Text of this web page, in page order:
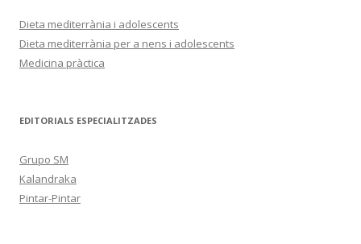
Dieta mediterrània i adolescents
Dieta mediterrània per a nens i adolescents
Medicina pràctica
EDITORIALS ESPECIALITZADES
Grupo SM
Kalandraka
Pintar-Pintar